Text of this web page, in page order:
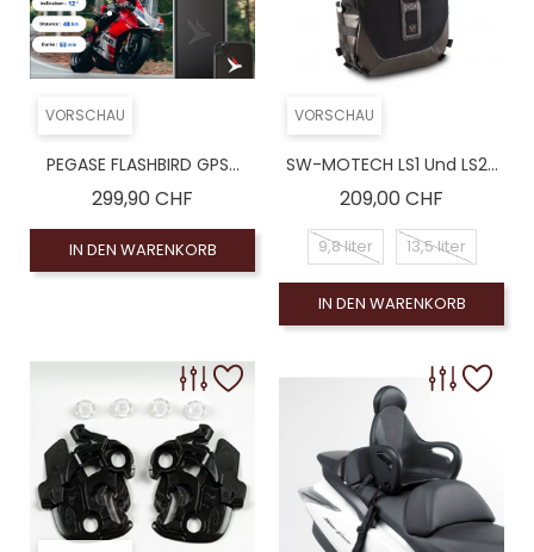
VORSCHAU
PEGASE FLASHBIRD GPS...
299,90 CHF
IN DEN WARENKORB
VORSCHAU
SW-MOTECH LS1 Und LS2...
209,00 CHF
9,8 liter 13,5 liter
IN DEN WARENKORB